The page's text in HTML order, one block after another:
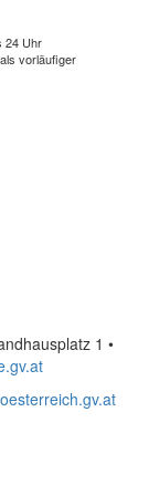
24 Uhr
vorläufiger
1 •